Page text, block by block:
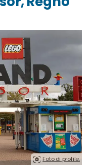
Foto di profile.